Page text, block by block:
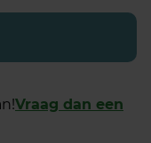
Vraag dan een